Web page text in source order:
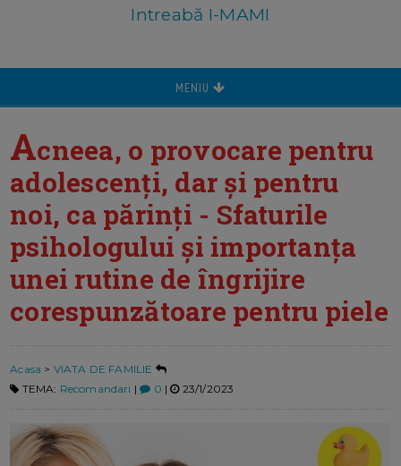
Intreabă I-MAMI
MENIU
Acneea, o provocare pentru
adolescenți, dar și pentru
noi, ca părinți - Sfaturile
psihologului și importanța
unei rutine de îngrijire
corespunzătoare pentru piele
Acasa > VIATA DE FAMILIE
TEMA: Recomandari | 0 | 23/1/2023